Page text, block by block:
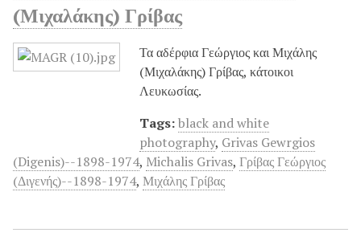
(Μιχαλάκης) Γρίβας
Τα αδέρφια Γεώργιος και Μιχάλης
(Μιχαλάκης) Γρίβας, κάτοικοι
Λευκωσίας.
Tags:black and white
photography, Grivas Gewrgios
(Digenis)--1898-1974, Michalis Grivas, Γρίβας Γεώργιος
(Διγενής)--1898-1974, Μιχάλης Γρίβας